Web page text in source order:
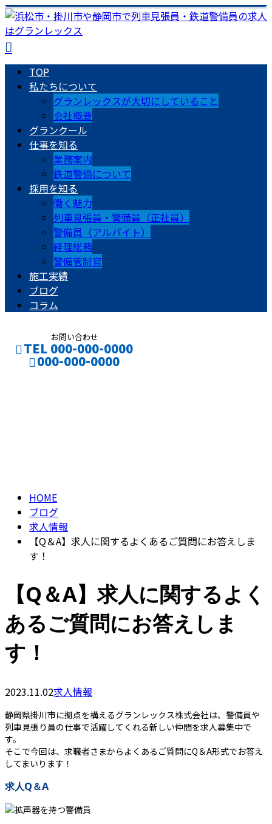
TOP
私たちについて
グランレックスが大切にしていること
会社概要
グランクール
仕事を知る
業務案内
鉄道警備について
採用を知る
働く魅力
列車見張員・警備員（正社員）
警備員（アルバイト）
経理総務
警備管制官
施工実績
ブログ
コラム
お問い合わせ
TEL 000-000-0000
000-000-0000
HOME
ブログ
求人情報
【Q＆A】求人に関するよくあるご質問にお答えしま
す！
【Q＆A】求人に関するよく
あるご質問にお答えしま
す！
2023.11.02求人情報
静岡県掛川市に拠点を構えるグランレックス株式会社は、警備員や
列車見張り員の仕事で活躍してくれる新しい仲間を求人募集中で
す。
そこで今回は、求職者さまからよくあるご質問にQ＆A形式でお答え
してまいります！
求人Q＆A